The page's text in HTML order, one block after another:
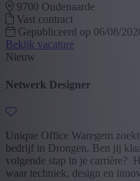
9700 Oudenaarde
Vast contract
Gepubliceerd op 06/08/
Bekijk vacature
Nieuw
Netwerk Designer
Unique Office Waregem
bedrijf in Drongen. Ben jij
volgende stap in je carrière?
waar techniek, design en